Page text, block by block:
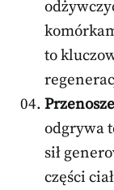
to
odgrywa
sił
części